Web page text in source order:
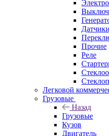
Датчики
Прочие
Реле
Легковой
Грузовые
Назад
Грузовые
Кузов
Двигатель